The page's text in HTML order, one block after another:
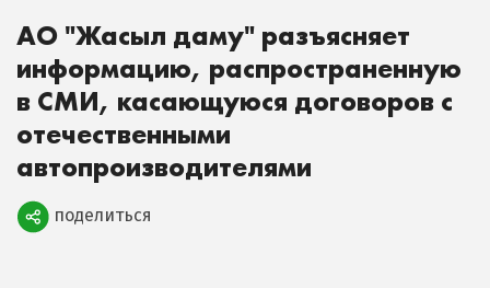
АО "Жасыл даму" разъясняет
информацию, распространенную
в СМИ, касающуюся договоров с
отечественными
автопроизводителями
Поделиться
поделиться